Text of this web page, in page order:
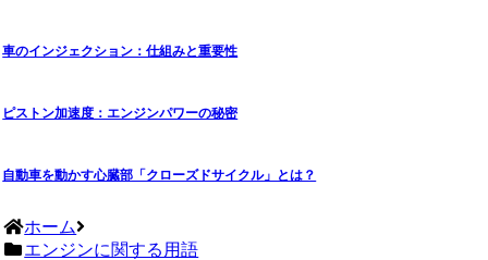
車のインジェクション：仕組みと重要性
ピストン加速度：エンジンパワーの秘密
自動車を動かす心臓部「クローズドサイクル」とは？
ホーム
エンジンに関する用語